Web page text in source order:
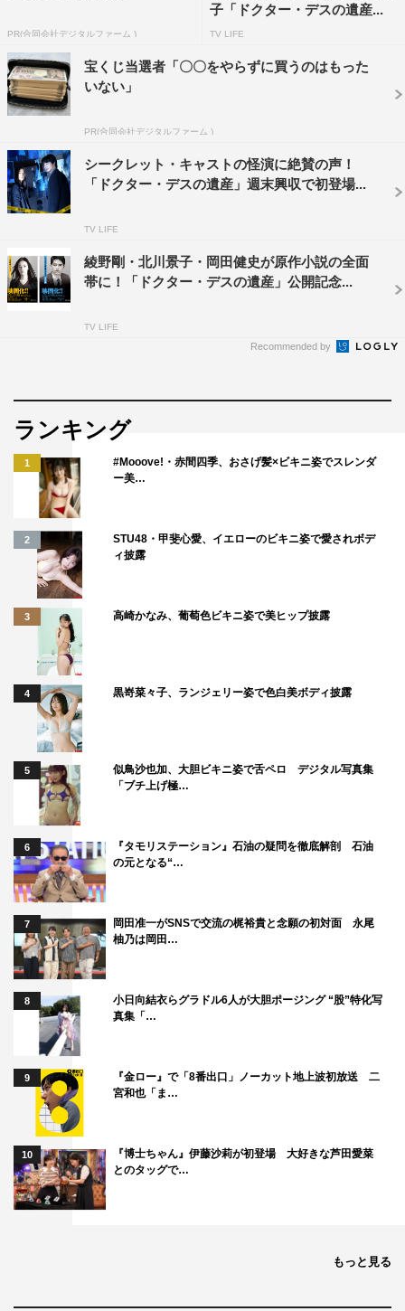
また、本作の主題歌に[Alexandros]による書き下ろし楽曲
「Beast」が決定。彼らならではのハイスピードなロック
サウンドがスリルをさらに加速させ、物語を盛り上げる。
き返し立ち上がる様に、高千穂が闇を切り裂き真実を導き
出すように、語りきれなかった感情が溢れました」と熱い
思いを語った。北川も「最後のギターはまさにドクター・
デスに迫る我々の心情そのものでした」と大絶賛。
[Alexandros]自身も「映画もかなり激しくて、綾野さんも
北川さんもアグレッシブでものすごいアクションを披露し
ていて、その激しさに負けず劣らずな楽曲となっています
ので是非劇場で楽しんでいただければと思います」と、自
信をのぞかせている。3者のコメント全文は、次ページを
参照。
驚きの結末が待つ、犯罪史に刻まれる禁断のクライム・サ
スペンス「ドクター・デスの遺産−BLACK FILE−」は、11
月13日（金）に全国公開となる。
＜動画＞
本予告映像
PR(合同会社デジタルファーム )
子「ドクター・デスの遺産...
TV LIFE
宝くじ当選者「〇〇をやらずに買うのはもった
いない」
PR(合同会社デジタルファーム )
シークレット・キャストの怪演に絶賛の声！
「ドクター・デスの遺産」週末興収で初登場...
TV LIFE
綾野剛・北川景子・岡田健史が原作小説の全面
帯に！「ドクター・デスの遺産」公開記念...
TV LIFE
Recommended by
ランキング
1
#Mooove!・赤間四季、おさげ髪×ビキニ姿でスレンダ
ー美…
2
STU48・甲斐心愛、イエローのビキニ姿で愛されボデ
ィ披露
3 高崎かなみ、葡萄色ビキニ姿で美ヒップ披露
4 黒嵜菜々子、ランジェリー姿で色白美ボディ披露
5
似鳥沙也加、大胆ビキニ姿で舌ペロ デジタル写真集
「ブチ上げ極…
6
『タモリステーション』石油の疑問を徹底解剖 石油
の元となる“…
7
岡田准一がSNSで交流の梶裕貴と念願の初対面 永尾
柚乃は岡田…
8
小日向結衣らグラドル6人が大胆ポージング “股”特化写
真集「…
9
『金ロー』で「8番出口」ノーカット地上波初放送 二
宮和也「ま…
10
『博士ちゃん』伊藤沙莉が初登場 大好きな芦田愛菜
とのタッグで…
もっと見る